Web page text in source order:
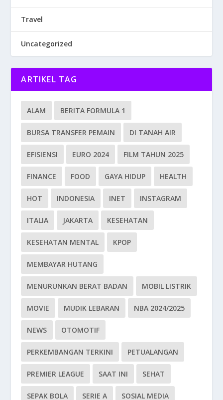
Travel
Uncategorized
ARTIKEL TAG
ALAM BERITA FORMULA 1
BURSA TRANSFER PEMAIN DI TANAH AIR
EFISIENSI EURO 2024 FILM TAHUN 2025
FINANCE FOOD GAYA HIDUP HEALTH
HOT INDONESIA INET INSTAGRAM
ITALIA JAKARTA KESEHATAN
KESEHATAN MENTAL KPOP
MEMBAYAR HUTANG
MENURUNKAN BERAT BADAN MOBIL LISTRIK
MOVIE MUDIK LEBARAN NBA 2024/2025
NEWS OTOMOTIF
PERKEMBANGAN TERKINI PETUALANGAN
PREMIER LEAGUE SAAT INI SEHAT
SEPAK BOLA SERIE A SOSIAL MEDIA